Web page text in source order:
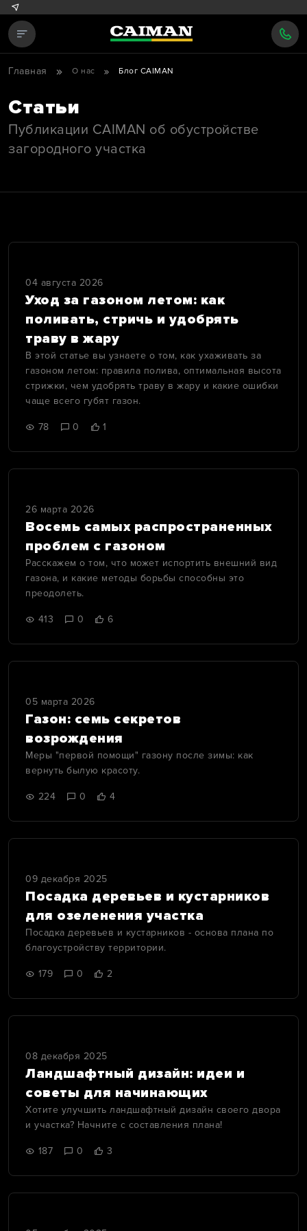
Главная О нас Блог CAIMAN
Статьи
Публикации CAIMAN об обустройстве
загородного участка
04 августа 2026
Уход за газоном летом: как
поливать, стричь и удобрять
траву в жару
В этой статье вы узнаете о том, как ухаживать за
газоном летом: правила полива, оптимальная высота
стрижки, чем удобрять траву в жару и какие ошибки
чаще всего губят газон.
78 0 1
26 марта 2026
Восемь самых распространенных
проблем с газоном
Расскажем о том, что может испортить внешний вид
газона, и какие методы борьбы способны это
преодолеть.
413 0 6
05 марта 2026
Газон: семь секретов
возрождения
Меры "первой помощи" газону после зимы: как
вернуть былую красоту.
224 0 4
09 декабря 2025
Посадка деревьев и кустарников
для озеленения участка
Посадка деревьев и кустарников - основа плана по
благоустройству территории.
179 0 2
08 декабря 2025
Ландшафтный дизайн: идеи и
советы для начинающих
Хотите улучшить ландшафтный дизайн своего двора
и участка? Начните с составления плана!
187 0 3